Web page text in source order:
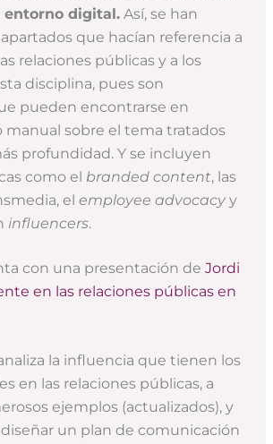
entorno digital.Así, se han
que hacían referencia a
relaciones públicas y a los
disciplina, pues son
pueden encontrarse en
manual sobre el tema tratados
profundidad. Y se incluyen
como el branded content, las
el employee advocacyy
influencers.
con una presentación de Jordi
en las relaciones públicas en
la influencia que tienen los
en las relaciones públicas, a
ejemplos (actualizados), y
un plan de comunicación